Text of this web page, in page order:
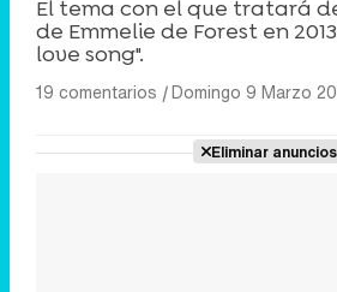
El tema con el que tratará
de Emmelie de Forest en
love song".
19 comentarios |Domingo 9 Marzo
Eliminar anuncios